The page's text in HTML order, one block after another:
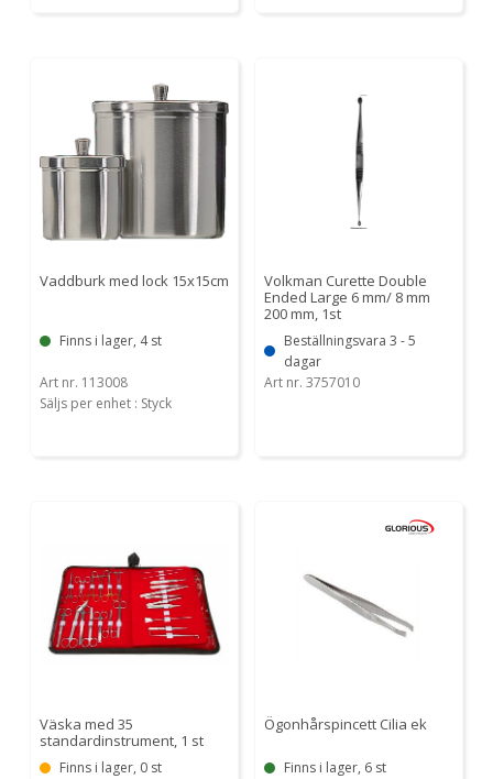
Vaddburk med lock 15x15cm
Finns i lager, 4 st
Art nr. 113008
Säljs per enhet : Styck
Volkman Curette Double
Ended Large 6 mm/ 8 mm
200 mm, 1st
Beställningsvara 3 - 5
dagar
Art nr. 3757010
Väska med 35
standardinstrument, 1 st
Finns i lager, 0 st
Ögonhårspincett Cilia ek
Finns i lager, 6 st